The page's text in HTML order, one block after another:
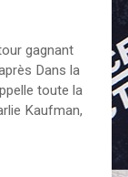
gagnant
Dans la
toute la
Kaufman,